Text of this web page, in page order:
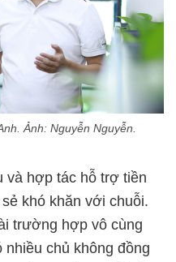
Ảnh: Nguyễn Nguyễn.
và hợp tác hỗ trợ tiền
khó khăn với chuỗi.
trường hợp vô cùng
chủ không đồng